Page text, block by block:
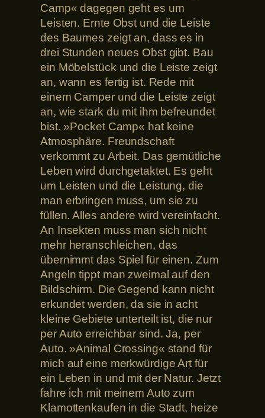
Camp« dagegen geht es um
Leisten. Ernte Obst und die Leiste
des Baumes zeigt an, dass es in
drei Stunden neues Obst gibt. Bau
ein Möbelstück und die Leiste zeigt
an, wann es fertig ist. Rede mit
einem Camper und die Leiste zeigt
an, wie stark du mit ihm befreundet
bist. »Pocket Camp« hat keine
Atmosphäre. Freundschaft
verkommt zu Arbeit. Das gemütliche
Leben wird durchgetaktet. Es geht
um Leisten und die Leistung, die
man erbringen muss, um sie zu
füllen. Alles andere wird vereinfacht.
An Insekten muss man sich nicht
mehr heranschleichen, das
übernimmt das Spiel für einen. Zum
Angeln tippt man zweimal auf den
Bildschirm. Die Gegend kann nicht
erkundet werden, da sie in acht
kleine Gebiete unterteilt ist, die nur
per Auto erreichbar sind. Ja, per
Auto. »Animal Crossing« stand für
mich auf eine merkwürdige Art für
ein Leben in und mit der Natur. Jetzt
fahre ich mit meinem Auto zum
Klamottenkaufen in die Stadt, heize